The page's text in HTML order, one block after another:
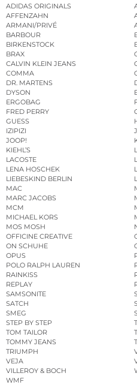
ADIDAS ORIGINALS
AFFENZAHN
ARMANI/PRIVÉ
BARBOUR
BIRKENSTOCK
BRAX
CALVIN KLEIN JEANS
COMMA
DR. MARTENS
DYSON
ERGOBAG
FRED PERRY
GUESS
IZIPIZI
JOOP!
KIEHL’S
LACOSTE
LENA HOSCHEK
LIEBESKIND BERLIN
MAC
MARC JACOBS
MCM
MICHAEL KORS
MOS MOSH
OFFICINE CREATIVE
ON SCHUHE
OPUS
POLO RALPH LAUREN
RAINKISS
REPLAY
SAMSONITE
SATCH
SMEG
STEP BY STEP
TOM TAILOR
TOMMY JEANS
TRIUMPH
VEJA
VILLEROY & BOCH
WMF